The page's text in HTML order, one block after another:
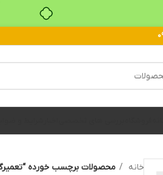
خانه محصولات برچسب خورده